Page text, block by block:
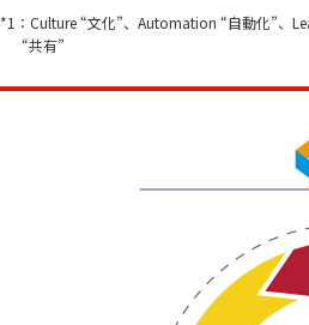
*1：Culture “文化”、Automation “自動化”、
“共有”